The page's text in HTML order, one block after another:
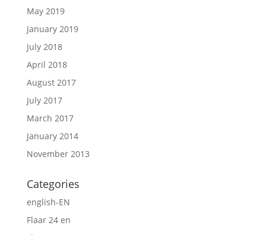
May 2019
January 2019
July 2018
April 2018
August 2017
July 2017
March 2017
January 2014
November 2013
Categories
english-EN
Flaar 24 en